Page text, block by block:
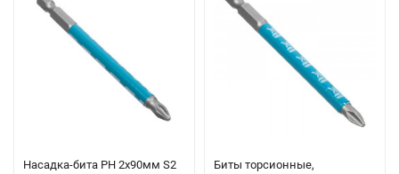
Насадка-бита PH 2х90мм S2
Биты торсионные,